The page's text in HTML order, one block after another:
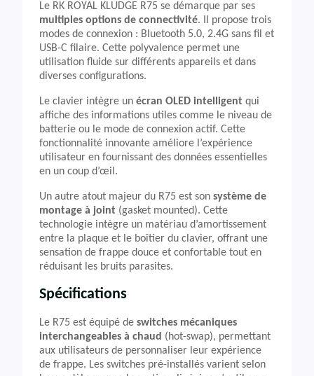
Le RK ROYAL KLUDGE R75 se démarque par ses
multiples options de connectivité. Il propose trois
modes de connexion : Bluetooth 5.0, 2.4G sans fil et
USB-C filaire. Cette polyvalence permet une
utilisation fluide sur différents appareils et dans
diverses configurations.
Le clavier intègre un écran OLED intelligent qui
affiche des informations utiles comme le niveau de
batterie ou le mode de connexion actif. Cette
fonctionnalité innovante améliore l’expérience
utilisateur en fournissant des données essentielles
en un coup d’œil.
Un autre atout majeur du R75 est son système de
montage à joint (gasket mounted). Cette
technologie intègre un matériau d’amortissement
entre la plaque et le boîtier du clavier, offrant une
sensation de frappe douce et confortable tout en
réduisant les bruits parasites.
Spécifications
Le R75 est équipé de switches mécaniques
interchangeables à chaud (hot-swap), permettant
aux utilisateurs de personnaliser leur expérience
de frappe. Les switches pré-installés varient selon